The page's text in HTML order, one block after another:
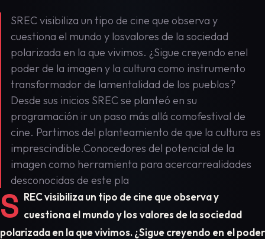
SREC visibiliza un tipo de cine que observa y
cuestiona el mundo y losvalores de la sociedad
polarizada en la que vivimos. ¿Sigue creyendo enel
poder de la imagen y la cultura como instrumento
transformador de lamentalidad de los pueblos?
Desde sus inicios SREC se planteó en su
programación ir un paso más allá comofestival de
cine. Partimos del planteamiento de que la cultura es
imprescindible.Conocedores del potencial de la
imagen como herramienta para acercarrealidades
desconocidas de este pla
S REC visibiliza un tipo de cine que observa y
cuestiona el mundo y los valores de la sociedad
polarizada en la que vivimos. ¿Sigue creyendo en el poder